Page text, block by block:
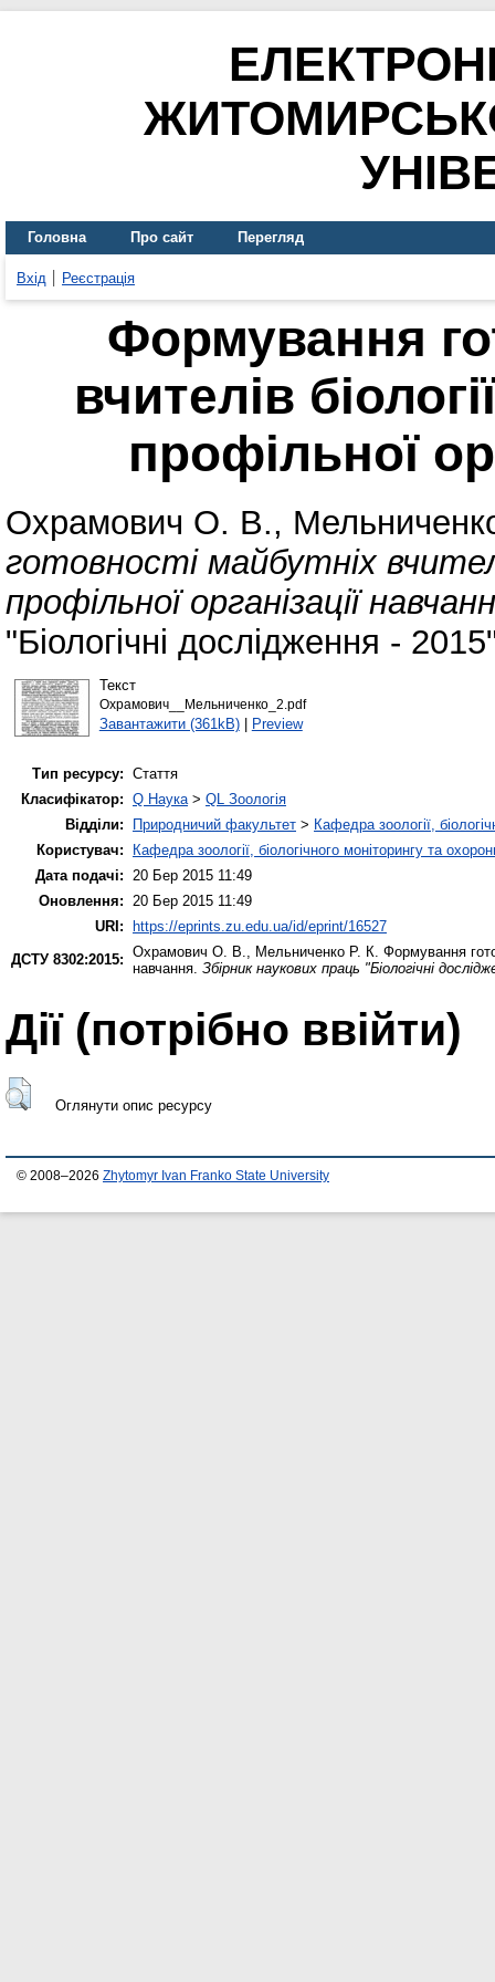
Головна Про сайт Перегляд
Вхід Реєстрація
Формування
вчителів
профільної
Охрамович О. В.,
готовності майбутніх
профільної організації
"Біологічні дослідження -
Текст
Охрамович__Мельниченко_2.pdf
Завантажити (361kB)| Preview
Тип ресурсу: Стаття
Класифікатор: Q Наука> QL Зоологія
Відділи:
Природничий факультет > Кафедра зоології,
Користувач:
Кафедра зоології, біологічного моніторингу та
Дата подачі: 20 Бер 2015 11:49
Оновлення: 20 Бер 2015 11:49
URI:
https://eprints.zu.edu.ua/id/eprint/16527
ДСТУ 8302:2015: Охрамович О. В., Мельниченко Р. К. Формування
навчання. Збірник наукових праць "Біологічні
Дії ​​(потрібно ввійти)
Оглянути опис ресурсу
© 2008–2026 Zhytomyr Ivan Franko State University